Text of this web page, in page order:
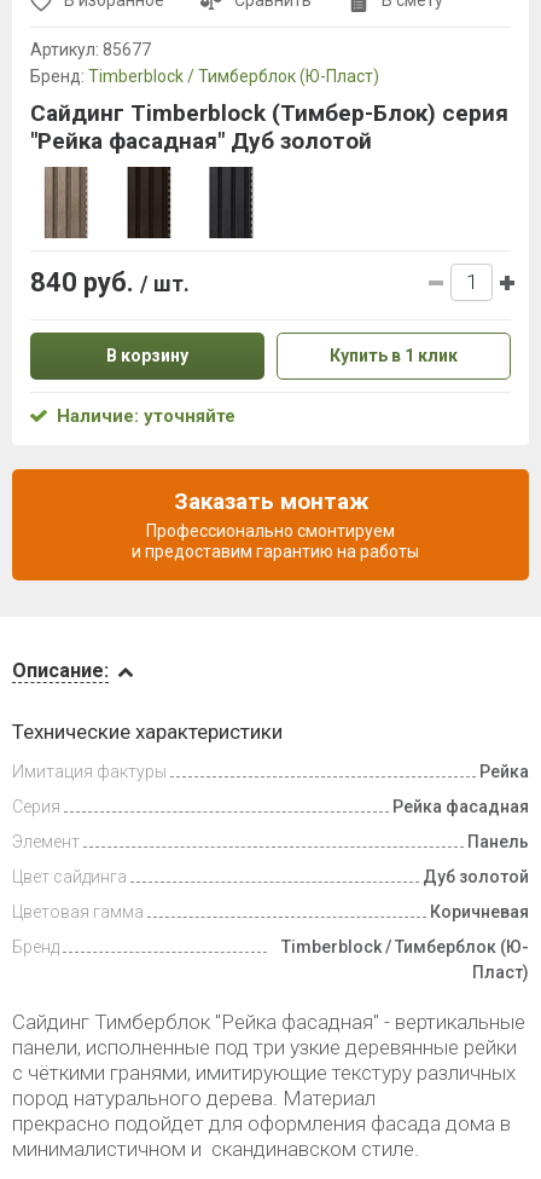
и оплата
Описание:
Технические характеристики
Имитация фактуры
Рейка
Серия
Рейка фасадная
Элемент
Панель
Цвет сайдинга
Дуб золотой
Цветовая гамма
Коричневая
Бренд
Timberblock / Тимберблок (Ю-
Пласт)
Сайдинг Тимберблок "Рейка фасадная" - вертикальные
панели, исполненные под три узкие деревянные рейки
с чёткими гранями, имитирующие текстуру различных
пород натурального дерева. Материал
прекрасно подойдет для оформления фасада дома в
минималистичном и скандинавском стиле.
Артикул: 85677
Бренд: Timberblock / Тимберблок (Ю-Пласт)
Сайдинг Timberblock (Тимбер-Блок) серия
"Рейка фасадная" Дуб золотой
840 руб. / шт.
В корзину Купить в 1 клик
Наличие: уточняйте
Заказать монтаж
Профессионально смонтируем
и предоставим гарантию на работы